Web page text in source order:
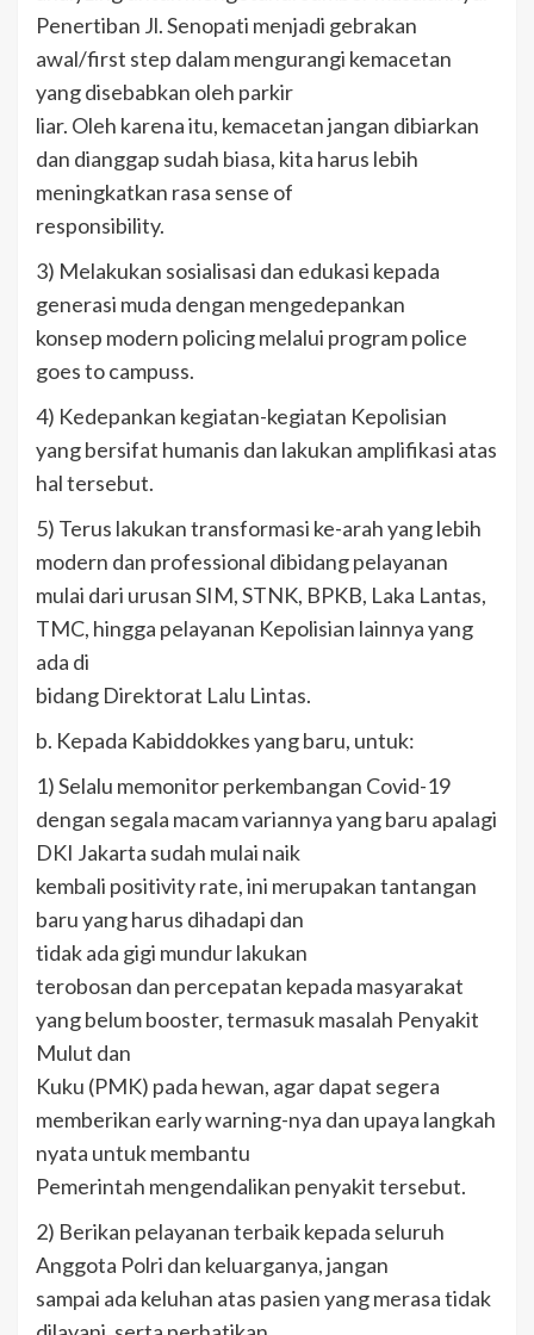
Penertiban Jl. Senopati menjadi gebrakan
awal/first step dalam mengurangi kemacetan
yang disebabkan oleh parkir
liar. Oleh karena itu, kemacetan jangan dibiarkan
dan dianggap sudah biasa, kita harus lebih
meningkatkan rasa sense of
responsibility.
3) Melakukan sosialisasi dan edukasi kepada
generasi muda dengan mengedepankan
konsep modern policing melalui program police
goes to campuss.
4) Kedepankan kegiatan-kegiatan Kepolisian
yang bersifat humanis dan lakukan amplifikasi atas
hal tersebut.
5) Terus lakukan transformasi ke-arah yang lebih
modern dan professional dibidang pelayanan
mulai dari urusan SIM, STNK, BPKB, Laka Lantas,
TMC, hingga pelayanan Kepolisian lainnya yang
ada di
bidang Direktorat Lalu Lintas.
b. Kepada Kabiddokkes yang baru, untuk:
1) Selalu memonitor perkembangan Covid-19
dengan segala macam variannya yang baru apalagi
DKI Jakarta sudah mulai naik
kembali positivity rate, ini merupakan tantangan
baru yang harus dihadapi dan
tidak ada gigi mundur lakukan
terobosan dan percepatan kepada masyarakat
yang belum booster, termasuk masalah Penyakit
Mulut dan
Kuku (PMK) pada hewan, agar dapat segera
memberikan early warning-nya dan upaya langkah
nyata untuk membantu
Pemerintah mengendalikan penyakit tersebut.
2) Berikan pelayanan terbaik kepada seluruh
Anggota Polri dan keluarganya, jangan
sampai ada keluhan atas pasien yang merasa tidak